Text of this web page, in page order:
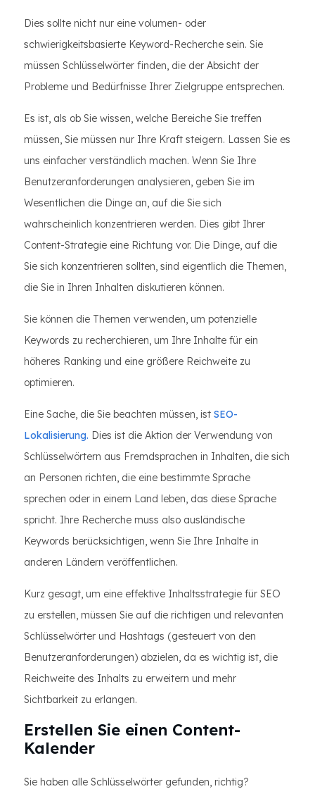
Dies sollte nicht nur eine volumen- oder
schwierigkeitsbasierte Keyword-Recherche sein. Sie
müssen Schlüsselwörter finden, die der Absicht der
Probleme und Bedürfnisse Ihrer Zielgruppe entsprechen.
Es ist, als ob Sie wissen, welche Bereiche Sie treffen
müssen, Sie müssen nur Ihre Kraft steigern. Lassen Sie es
uns einfacher verständlich machen. Wenn Sie Ihre
Benutzeranforderungen analysieren, geben Sie im
Wesentlichen die Dinge an, auf die Sie sich
wahrscheinlich konzentrieren werden. Dies gibt Ihrer
Content-Strategie eine Richtung vor. Die Dinge, auf die
Sie sich konzentrieren sollten, sind eigentlich die Themen,
die Sie in Ihren Inhalten diskutieren können.
Sie können die Themen verwenden, um potenzielle
Keywords zu recherchieren, um Ihre Inhalte für ein
höheres Ranking und eine größere Reichweite zu
optimieren.
Eine Sache, die Sie beachten müssen, ist SEO-
Lokalisierung. Dies ist die Aktion der Verwendung von
Schlüsselwörtern aus Fremdsprachen in Inhalten, die sich
an Personen richten, die eine bestimmte Sprache
sprechen oder in einem Land leben, das diese Sprache
spricht. Ihre Recherche muss also ausländische
Keywords berücksichtigen, wenn Sie Ihre Inhalte in
anderen Ländern veröffentlichen.
Kurz gesagt, um eine effektive Inhaltsstrategie für SEO
zu erstellen, müssen Sie auf die richtigen und relevanten
Schlüsselwörter und Hashtags (gesteuert von den
Benutzeranforderungen) abzielen, da es wichtig ist, die
Reichweite des Inhalts zu erweitern und mehr
Sichtbarkeit zu erlangen.
Erstellen Sie einen Content-
Kalender
Sie haben alle Schlüsselwörter gefunden, richtig?